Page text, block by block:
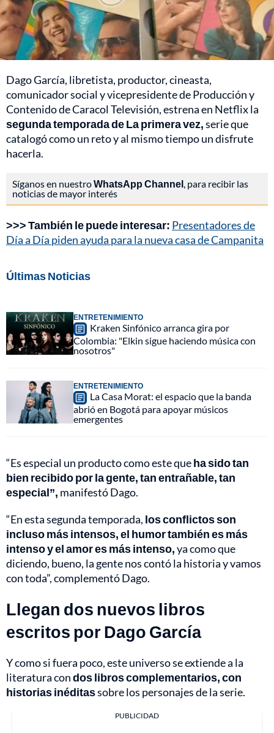
Dago García, libretista, productor, cineasta,
comunicador social y vicepresidente de Producción y
Contenido de Caracol Televisión, estrena en Netflix la
segunda temporada de La primera vez,serie que
catalogó como un reto y al mismo tiempo un disfrute
hacerla.
Síganos en nuestroWhatsApp Channel, para recibir las
noticias de mayor interés
>>> También le puede interesar: Presentadores de
Día a Día piden ayuda para la nueva casa de Campanita
Últimas Noticias
ENTRETENIMIENTO
Kraken Sinfónico arranca gira por
Colombia: "Elkin sigue haciendo música con
nosotros"
ENTRETENIMIENTO
La Casa Morat: el espacio que la banda
abrió en Bogotá para apoyar músicos
emergentes
“Es especial un producto como este queha sido tan
bien recibido por la gente, tan entrañable, tan
especial”, manifestó Dago.
“En esta segunda temporada, los conflictos son
incluso más intensos, el humor también es más
intenso y el amor es más intenso,ya como que
diciendo, bueno, la gente nos contó la historia y vamos
con toda”, complementó Dago.
Llegan dos nuevos libros
escritos por Dago García
Y como si fuera poco, este universo se extiende a la
literatura condos libros complementarios, con
historias inéditassobre los personajes de la serie.
PUBLICIDAD